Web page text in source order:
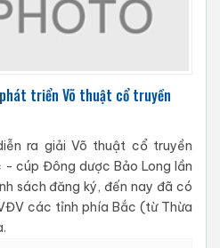
triển Võ thuật cổ truyền
ra giải Võ thuật cổ truyền
- cúp Đông dược Bảo Long lần
sách đăng ký, đến nay đã có
các tỉnh phía Bắc (từ Thừa